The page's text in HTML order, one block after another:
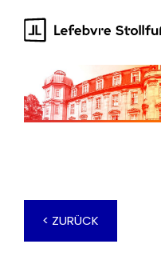
springen
< ZURÜCK